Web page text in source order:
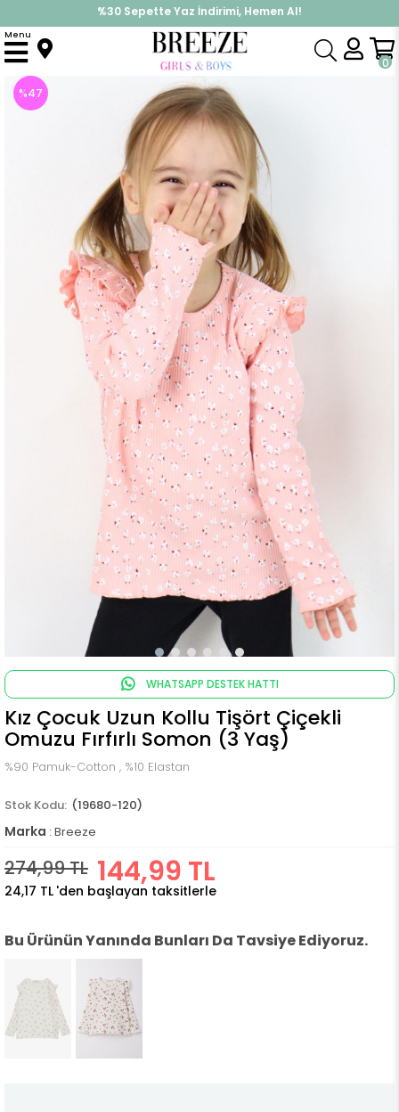
%30 Sepette Yaz İndirimi, Hemen Al!
İndirimlere ek %10 İndirimi Kap, Hemen Üye Ol!
0
Menu
Anasayfa Üst Giyim Uzun Kollu Tişört Kız Çocuk Uzun Kollu Tişört Çiçekli Omuzu Fırfırlı Somon (3 Yaş)
%47
WHATSAPP DESTEK HATTI
Kız Çocuk Uzun Kollu Tişört Çiçekli
Omuzu Fırfırlı Somon (3 Yaş)
%90 Pamuk-Cotton , %10 Elastan
(19680-120)
Marka : Breeze
274,99 TL 144,99 TL
24,17 TL 'den başlayan taksitlerle
Bu Ürünün Yanında Bunları Da Tavsiye Ediyoruz.